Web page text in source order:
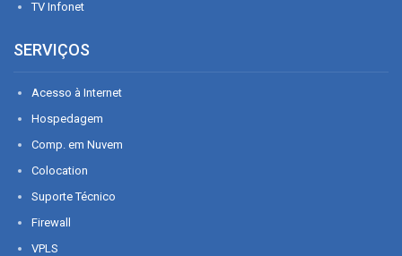
TV Infonet
SERVIÇOS
Acesso à Internet
Hospedagem
Comp. em Nuvem
Colocation
Suporte Técnico
Firewall
VPLS